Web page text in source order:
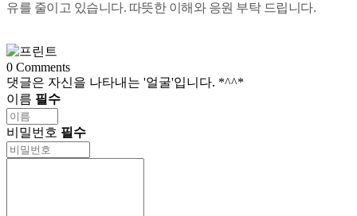
유를 줄이고 있습니다. 따뜻한 이해와 응원 부탁 드립니다.
0 Comments
댓글은 자신을 나타내는 '얼굴'입니다. *^^*
이름 필수
비밀번호 필수